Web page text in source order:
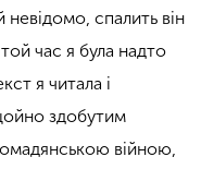
спалить він
час я була надто
я читала і
здобутим
війною,